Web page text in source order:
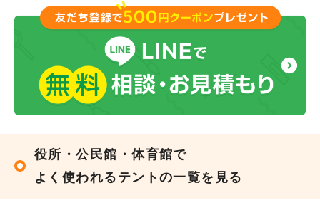
ものにしました。高さを気にせず使えて助かり
ました。
︎購入した商品はこちら
役所・公民館・体育館で
よく使われるテントの一覧を見る